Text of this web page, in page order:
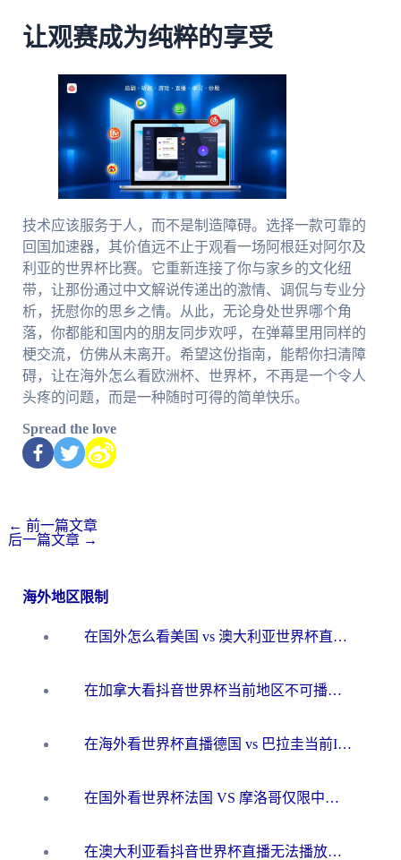
让观赛成为纯粹的享受
技术应该服务于人，而不是制造障碍。选择一款可靠的
回国加速器，其价值远不止于观看一场阿根廷对阿尔及
利亚的世界杯比赛。它重新连接了你与家乡的文化纽
带，让那份通过中文解说传递出的激情、调侃与专业分
析，抚慰你的思乡之情。从此，无论身处世界哪个角
落，你都能和国内的朋友同步欢呼，在弹幕里用同样的
梗交流，仿佛从未离开。希望这份指南，能帮你扫清障
碍，让在海外怎么看欧洲杯、世界杯，不再是一个令人
头疼的问题，而是一种随时可得的简单快乐。
Spread the love
← 前一篇文章
后一篇文章 →
海外地区限制
在国外怎么看美国 vs 澳大利亚世界杯直播？海外党必藏的中文解说观赛指南
在加拿大看抖音世界杯当前地区不可播放？海外党体育观赛终极指南
在海外看世界杯直播德国 vs 巴拉圭当前IP受限制？这篇指南帮你轻松解决地区限制
在国外看世界杯法国 VS 摩洛哥仅限中国大陆？别让地域限制拦下你的欢呼
在澳大利亚看抖音世界杯直播无法播放？海外党体育观赛终极指南来了！